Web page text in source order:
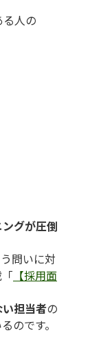
人の
ングが圧倒
問いに対
【採用面
担当者の
のです。